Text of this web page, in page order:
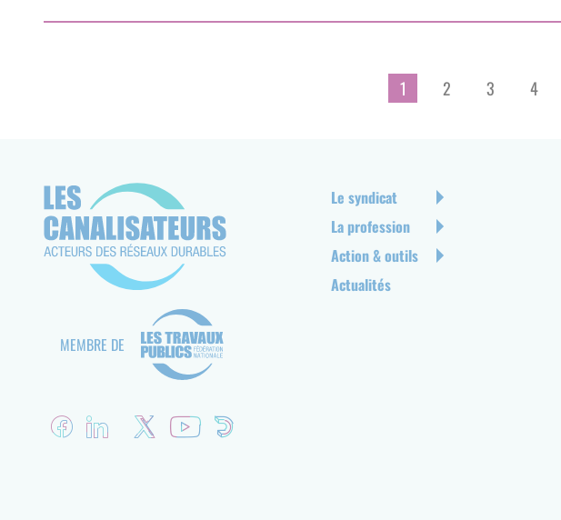
Page
1 Page
2 Page
3 Page
4
MEMBRE DE
Réseaux
sociaux
Navigation
Le syndicat
La profession
Action & outils
Actualités